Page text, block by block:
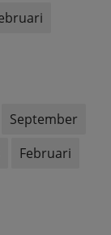
September
Februari